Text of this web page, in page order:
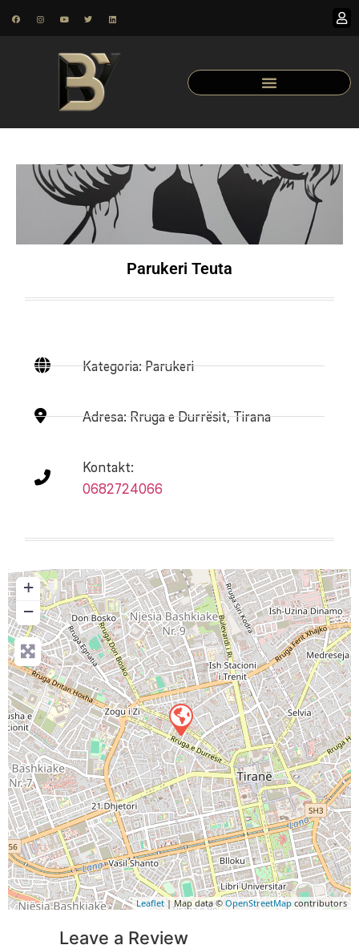
Parukeri Teuta
Kategoria: Parukeri
Adresa:Rruga e Durrësit, Tirana
Kontakt:
0682724066
+
−
Leaflet| Map data © OpenStreetMap contributors
Leave a Review